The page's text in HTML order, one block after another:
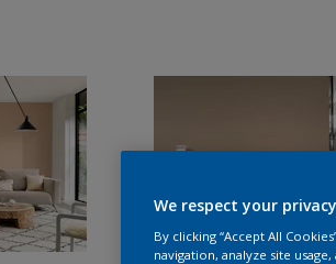
We respect your
By clicking “Accept All
navigation, analyze site